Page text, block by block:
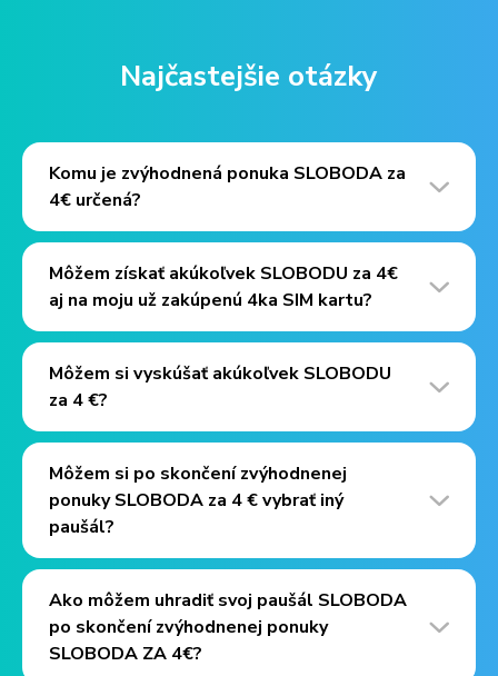
Najčastejšie otázky
Komu je zvýhodnená ponuka SLOBODA za
4€ určená?
Môžem získať akúkoľvek SLOBODU za 4€
aj na moju už zakúpenú 4ka SIM kartu?
Môžem si vyskúšať akúkoľvek SLOBODU
za 4 €?
Môžem si po skončení zvýhodnenej
ponuky SLOBODA za 4 € vybrať iný
paušál?
Ako môžem uhradiť svoj paušál SLOBODA
po skončení zvýhodnenej ponuky
SLOBODA ZA 4€?